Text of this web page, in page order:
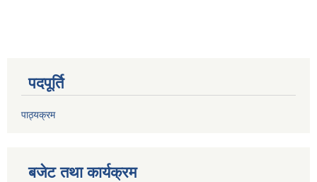
पदपूर्ति
पाठ्यक्रम
बजेट तथा कार्यक्रम